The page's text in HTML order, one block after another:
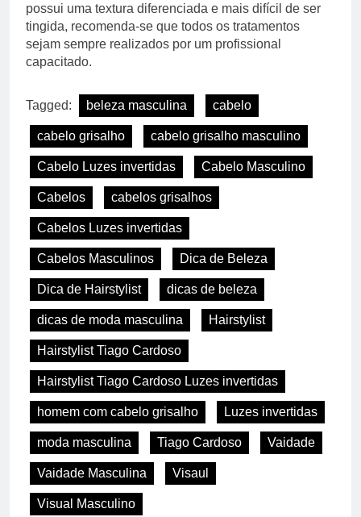
possui uma textura diferenciada e mais difícil de ser
tingida, recomenda-se que todos os tratamentos
sejam sempre realizados por um profissional
capacitado.
Tagged: beleza masculina cabelo
cabelo grisalho cabelo grisalho masculino
Cabelo Luzes invertidas Cabelo Masculino
Cabelos cabelos grisalhos
Cabelos Luzes invertidas
Cabelos Masculinos Dica de Beleza
Dica de Hairstylist dicas de beleza
dicas de moda masculina Hairstylist
Hairstylist Tiago Cardoso
Hairstylist Tiago Cardoso Luzes invertidas
homem com cabelo grisalho Luzes invertidas
moda masculina Tiago Cardoso Vaidade
Vaidade Masculina Visaul
Visual Masculino